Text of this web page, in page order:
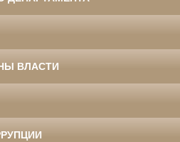
ВЛАСТИ